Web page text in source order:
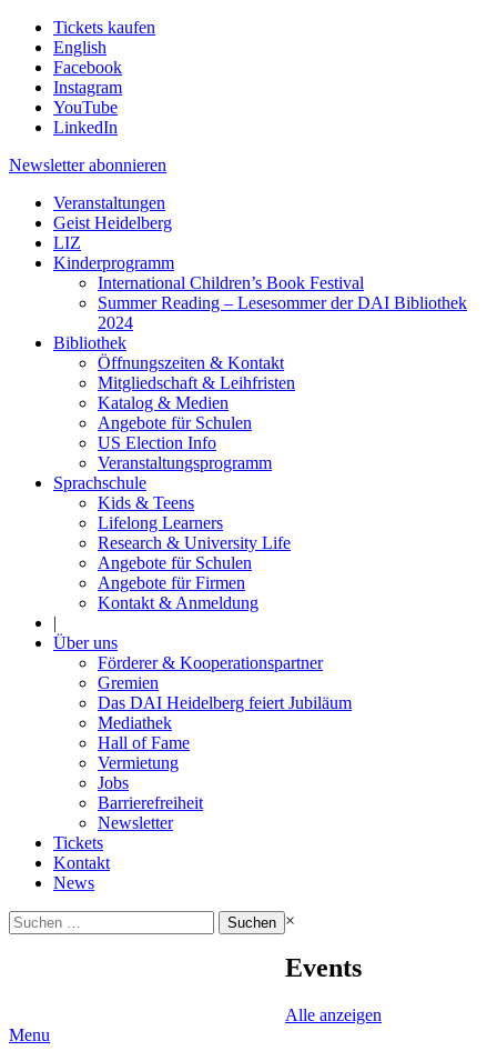
Tickets kaufen
English
Facebook
Instagram
YouTube
LinkedIn
Newsletter abonnieren
Veranstaltungen
Geist Heidelberg
LIZ
Kinderprogramm
International Children’s Book Festival
Summer Reading – Lesesommer der DAI Bibliothek
2024
Bibliothek
Öffnungszeiten & Kontakt
Mitgliedschaft & Leihfristen
Katalog & Medien
Angebote für Schulen
US Election Info
Veranstaltungsprogramm
Sprachschule
Kids & Teens
Lifelong Learners
Research & University Life
Angebote für Schulen
Angebote für Firmen
Kontakt & Anmeldung
|
Über uns
Förderer & Kooperationspartner
Gremien
Das DAI Heidelberg feiert Jubiläum
Mediathek
Hall of Fame
Vermietung
Jobs
Barrierefreiheit
Newsletter
Tickets
Kontakt
News
Suchen
nach:
×
Events
Alle anzeigen
Menu